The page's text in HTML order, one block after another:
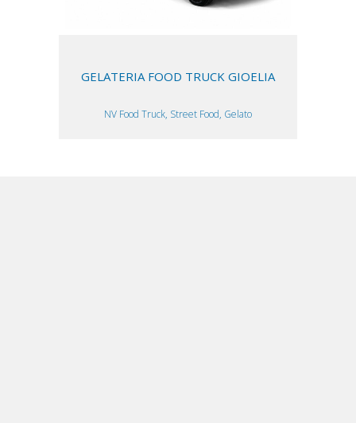
GELATERIA FOOD TRUCK GIOELIA
NV Food Truck, Street Food, Gelato